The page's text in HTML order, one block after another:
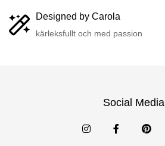
Designed by Carola
kärleksfullt och med passion
Social Media